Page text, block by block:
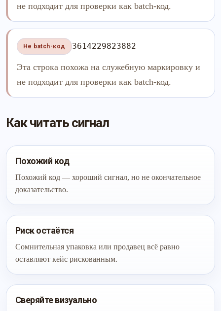
не подходит для проверки как batch-код.
Не batch-код 3614229823882
Эта строка похожа на служебную маркировку и
не подходит для проверки как batch-код.
Как читать сигнал
Похожий код
Похожий код — хороший сигнал, но не окончательное
доказательство.
Риск остаётся
Сомнительная упаковка или продавец всё равно
оставляют кейс рискованным.
Сверяйте визуально